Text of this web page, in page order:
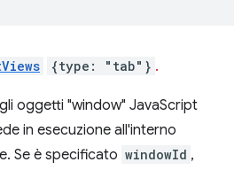
{type: "tab"} .
oggetti "window" JavaScript
in esecuzione all'interno
Se è specificato windowId ,